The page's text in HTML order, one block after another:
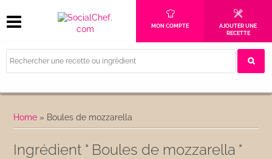
MON COMPTE
AJOUTER UNE
RECETTE
Home » Boules de mozzarella
Ingrédient " Boules de mozzarella "